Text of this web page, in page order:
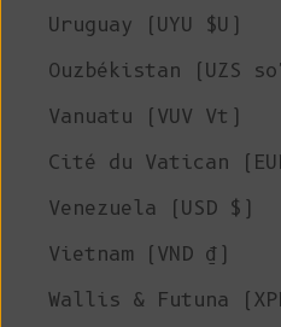
Uruguay (UYU $U)
Ouzbékistan (UZS
Vanuatu (VUV Vt)
Cité du Vatican
Venezuela (USD $)
Vietnam (VND ₫)
Wallis & Futuna